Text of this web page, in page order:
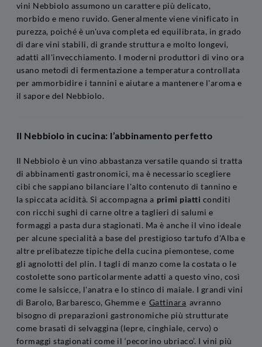
vini Nebbiolo assumono un carattere più delicato,
morbido e meno ruvido. Generalmente viene vinificato in
purezza, poiché è un'uva completa ed equilibrata, in grado
di dare vini stabili, di grande struttura e molto longevi,
adatti all'invecchiamento. I moderni produttori di vino ora
usano metodi di fermentazione a temperatura controllata
per ammorbidire i tannini e aiutare a mantenere l'aroma e
il sapore del Nebbiolo.
Il Nebbiolo in cucina: l’abbinamento perfetto
Il Nebbiolo è un vino abbastanza versatile quando si tratta
di abbinamenti gastronomici, ma è necessario scegliere
cibi che sappiano bilanciare l'alto contenuto di tannino e
la spiccata acidità. Si accompagna a primi piatti conditi
con ricchi sughi di carne oltre a taglieri di salumi e
formaggi a pasta dura stagionati. Ma è anche il vino ideale
per alcune specialità a base del prestigioso tartufo d'Alba e
altre prelibatezze tipiche della cucina piemontese, come
gli agnolotti del plin. I tagli di manzo come la costata o le
costolette sono particolarmente adatti a questo vino, così
come le salsicce, l'anatra e lo stinco di maiale. I grandi vini
di Barolo, Barbaresco, Ghemme e Gattinara avranno
bisogno di preparazioni gastronomiche più strutturate
come brasati di selvaggina (lepre, cinghiale, cervo) o
formaggi stagionati come il ‘pecorino ubriaco’. I vini più